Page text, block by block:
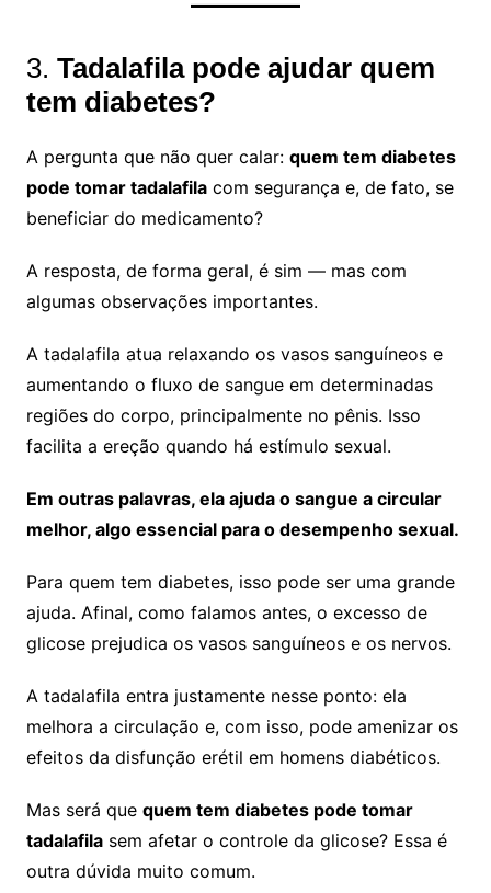
3. Tadalafila pode ajudar quem
tem diabetes?
A pergunta que não quer calar: quem tem diabetes
pode tomar tadalafilacom segurança e, de fato, se
beneficiar do medicamento?
A resposta, de forma geral, é sim — mas com
algumas observações importantes.
A tadalafila atua relaxando os vasos sanguíneos e
aumentando o fluxo de sangue em determinadas
regiões do corpo, principalmente no pênis. Isso
facilita a ereção quando há estímulo sexual.
Em outras palavras, ela ajuda o sangue a circular
melhor, algo essencial para o desempenho sexual.
Para quem tem diabetes, isso pode ser uma grande
ajuda. Afinal, como falamos antes, o excesso de
glicose prejudica os vasos sanguíneos e os nervos.
A tadalafila entra justamente nesse ponto: ela
melhora a circulação e, com isso, pode amenizar os
efeitos da disfunção erétil em homens diabéticos.
Mas será que quem tem diabetes pode tomar
tadalafilasem afetar o controle da glicose? Essa é
outra dúvida muito comum.